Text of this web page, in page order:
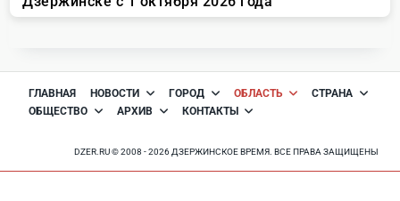
ГЛАВНАЯ НОВОСТИ ГОРОД ОБЛАСТЬ
СТРАНА
ОБЩЕСТВО
АРХИВ КОНТАКТЫ
DZER.RU © 2008 - 2026 ДЗЕРЖИНСКОЕ ВРЕМЯ. ВСЕ ПРАВА ЗАЩИЩЕНЫ